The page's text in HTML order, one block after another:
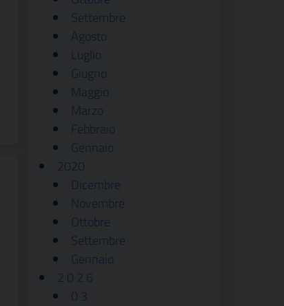
Settembre
Agosto
Luglio
Giugno
Maggio
Marzo
Febbraio
Gennaio
2020
Dicembre
Novembre
Ottobre
Settembre
Gennaio
2 0 2 6
0 3